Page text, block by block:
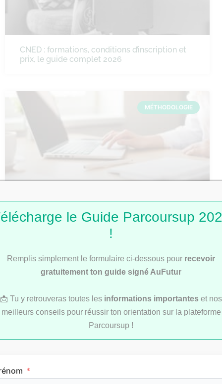
CNED : formations, conditions d’inscription et
prix, le guide complet 2026
MÉTHODOLOGIE
MÉTHODOLOGIE
au lycée ?
le Guide Parcoursup
!
Remplis simplement le formulaire ci-dessous pour recevoir
gratuitement ton guide signé AuFutur
📩 Tu y retrouveras toutes les informations importantes et nos
meilleurs conseils pour réussir ton orientation sur la plateforme
Parcoursup !